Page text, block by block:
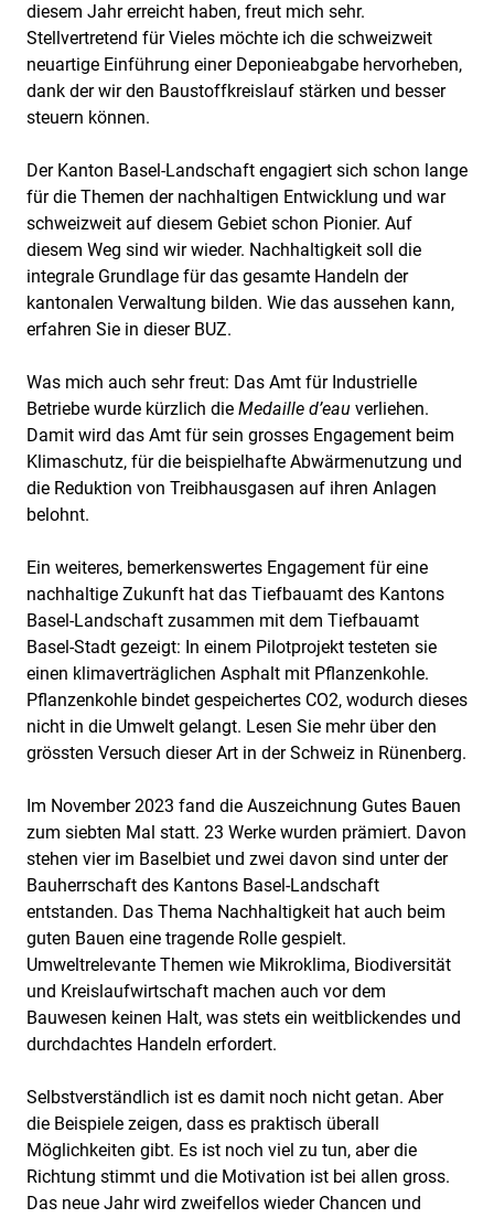
diesem Jahr erreicht haben, freut mich sehr.
Stellvertretend für Vieles möchte ich die schweizweit
neuartige Einführung einer Deponieabgabe hervorheben,
dank der wir den Baustoffkreislauf stärken und besser
steuern können.
Der Kanton Basel-Landschaft engagiert sich schon lange
für die Themen der nachhaltigen Entwicklung und war
schweizweit auf diesem Gebiet schon Pionier. Auf
diesem Weg sind wir wieder. Nachhaltigkeit soll die
integrale Grundlage für das gesamte Handeln der
kantonalen Verwaltung bilden. Wie das aussehen kann,
erfahren Sie in dieser BUZ.
Was mich auch sehr freut: Das Amt für Industrielle
Betriebe wurde kürzlich die Medaille d’eau verliehen.
Damit wird das Amt für sein grosses Engagement beim
Klimaschutz, für die beispielhafte Abwärmenutzung und
die Reduktion von Treibhausgasen auf ihren Anlagen
belohnt.
Ein weiteres, bemerkenswertes Engagement für eine
nachhaltige Zukunft hat das Tiefbauamt des Kantons
Basel-Landschaft zusammen mit dem Tiefbauamt
Basel-Stadt gezeigt: In einem Pilotprojekt testeten sie
einen klimaverträglichen Asphalt mit Pflanzenkohle.
Pflanzenkohle bindet gespeichertes CO2, wodurch dieses
nicht in die Umwelt gelangt. Lesen Sie mehr über den
grössten Versuch dieser Art in der Schweiz in Rünenberg.
Im November 2023 fand die Auszeichnung Gutes Bauen
zum siebten Mal statt. 23 Werke wurden prämiert. Davon
stehen vier im Baselbiet und zwei davon sind unter der
Bauherrschaft des Kantons Basel-Landschaft
entstanden. Das Thema Nachhaltigkeit hat auch beim
guten Bauen eine tragende Rolle gespielt.
Umweltrelevante Themen wie Mikroklima, Biodiversität
und Kreislaufwirtschaft machen auch vor dem
Bauwesen keinen Halt, was stets ein weitblickendes und
durchdachtes Handeln erfordert.
Selbstverständlich ist es damit noch nicht getan. Aber
die Beispiele zeigen, dass es praktisch überall
Möglichkeiten gibt. Es ist noch viel zu tun, aber die
Richtung stimmt und die Motivation ist bei allen gross.
Das neue Jahr wird zweifellos wieder Chancen und